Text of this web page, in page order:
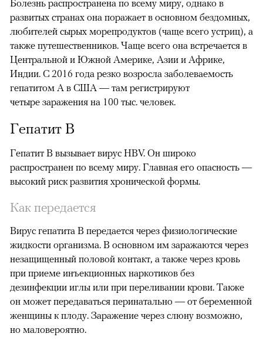
Болезнь распространена по всему миру, однако в
развитых странах она поражает в основном бездомных,
любителей сырых морепродуктов (чаще всего устриц), а
также путешественников. Чаще всего она встречается в
Центральной и Южной Америке, Азии и Африке,
Индии. С 2016 года резко возросла заболеваемость
гепатитом А в США — там регистрируют
четыре заражения на 100 тыс. человек.
Гепатит B
Гепатит B вызывает вирус HBV. Он широко
распространен по всему миру. Главная его опасность —
высокий риск развития хронической формы.
Как передается
Вирус гепатита B передается через физиологические
жидкости организма. В основном им заражаются через
незащищенный половой контакт, а также через кровь
при приеме инъекционных наркотиков без
дезинфекции иглы или при переливании крови. Также
он может передаваться перинатально — от беременной
женщины к плоду. Заражение через слюну возможно,
но маловероятно.